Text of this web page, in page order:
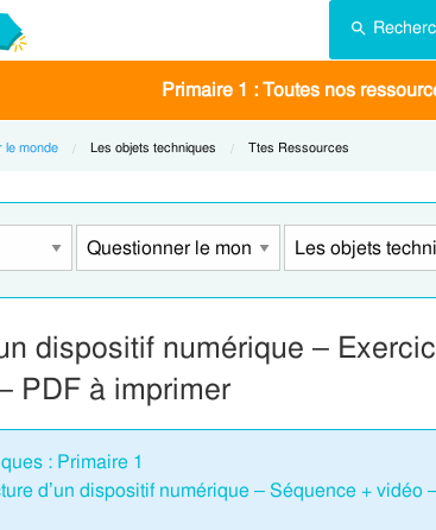
Primaire 1 : Toutes nos
le monde Current:
Les objets techniques Current:
Ttes Ressources
dispositif numérique –
PDF à imprimer
: Primaire 1
d’un dispositif numérique – Séquence + vidéo